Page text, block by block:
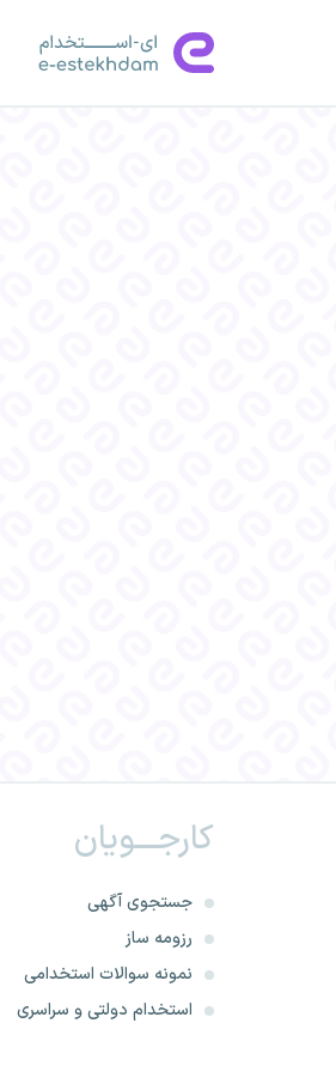
کارجـــویان
جستجوی آگهی
رزومه ساز
نمونه سوالات استخدامی
استخدام دولتی و سراسری